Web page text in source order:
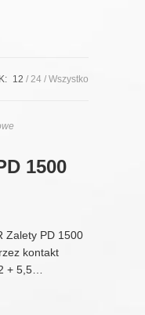
12 24 Wszystko
1500
Zalety PD 1500
kontakt
+ 5,5…